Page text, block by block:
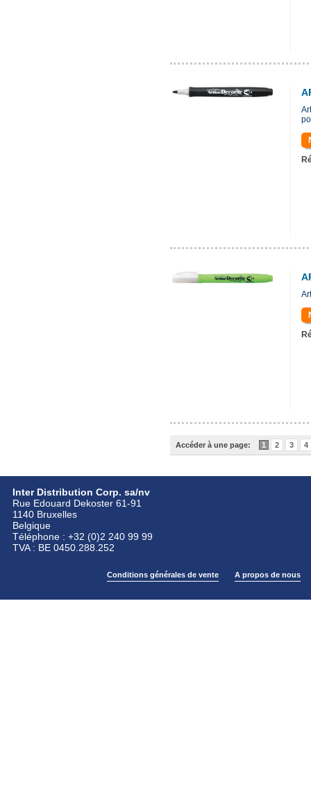
Accéder à une page: 1 2 3 4
Inter Distribution Corp. sa/nv
Rue Edouard Dekoster 61-91
1140 Bruxelles
Belgique
Téléphone : +32 (0)2 240 99 99
TVA : BE 0450.288.252
Conditions générales de vente A propos de nous